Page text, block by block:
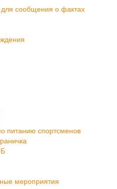
сообщения о фактах
питанию спортсменов
мероприятия